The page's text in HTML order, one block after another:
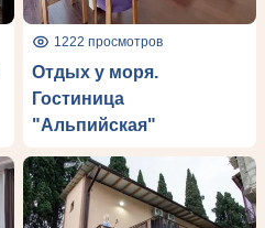
1222 просмотров
Отдых у моря.
Гостиница
"Альпийская"